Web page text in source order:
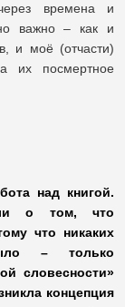
времена и
важно – как и
и моё (отчасти)
их посмертное
над книгой.
о том, что
что никаких
– только
словесности»
концепция